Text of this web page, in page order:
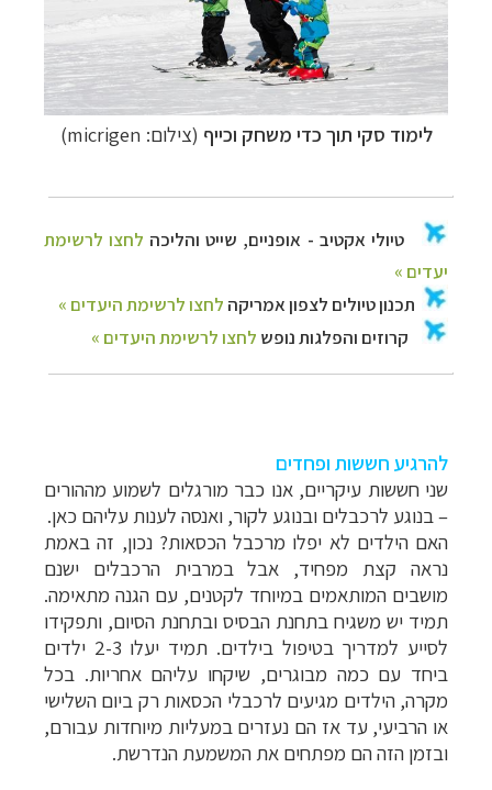
לימוד סקי תוך כדי משחק וכייף (צילום: micrigen)
להרגיע חששות ופחדים
שני חששות עיקריים, אנו כבר מורגלים לשמוע מההורים
– בנוגע לרכבלים ובנוגע לקור, ואנסה לענות עליהם כאן.
האם הילדים לא יפלו מרכבל הכסאות? נכון, זה באמת
נראה קצת מפחיד, אבל במרבית הרכבלים ישנם
מושבים המותאמים במיוחד לקטנים, עם הגנה מתאימה.
תמיד יש משגיח בתחנת הבסיס ובתחנת הסיום, ותפקידו
לסייע למדריך בטיפול בילדים. תמיד יעלו 2-3 ילדים
ביחד עם כמה מבוגרים, שיקחו עליהם אחריות. בכל
מקרה, הילדים מגיעים לרכבלי הכסאות רק ביום השלישי
או הרביעי, עד אז הם נעזרים במעליות מיוחדות עבורם,
ובזמן הזה הם מפתחים את המשמעת הנדרשת.